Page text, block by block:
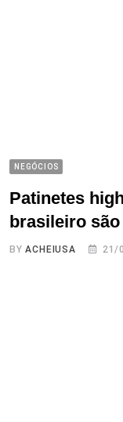
NEGÓCIOS
Patinetes
brasileiro
BYACHEIUSA 21/